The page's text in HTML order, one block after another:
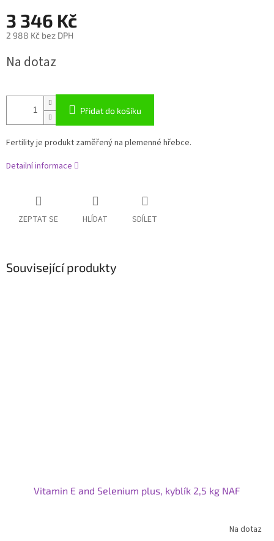
3 346 Kč
2 988 Kč bez DPH
cena:
Na dotaz
Přidat do košíku
Fertility je produkt zaměřený na plemenné hřebce.
Detailní informace
ZEPTAT SE HLÍDAT SDÍLET
Související produkty
Vitamin E and Selenium plus, kyblík 2,5 kg NAF
Na dotaz